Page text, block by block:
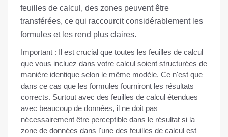
feuilles de calcul, des zones peuvent être
transférées, ce qui raccourcit considérablement les
formules et les rend plus claires.
Important : Il est crucial que toutes les feuilles de calcul
que vous incluez dans votre calcul soient structurées de
manière identique selon le même modèle. Ce n'est que
dans ce cas que les formules fourniront les résultats
corrects. Surtout avec des feuilles de calcul étendues
avec beaucoup de données, il ne doit pas
nécessairement être perceptible dans le résultat si la
zone de données dans l'une des feuilles de calcul est